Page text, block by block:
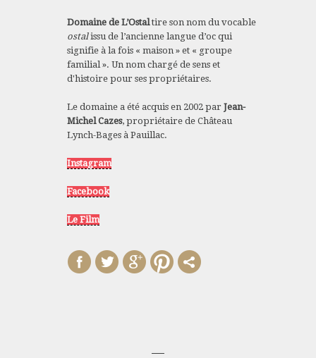
Domaine de L’Ostaltire son nom du vocable
ostalissu de l’ancienne langue d’oc qui
signifie à la fois « maison » et « groupe
familial ». Un nom chargé de sens et
d'histoire pour ses propriétaires.
Le domaine a été acquis en 2002 par Jean-
Michel Cazes, propriétaire de Château
Lynch-Bages à Pauillac.
Instagram
Facebook
Le Film